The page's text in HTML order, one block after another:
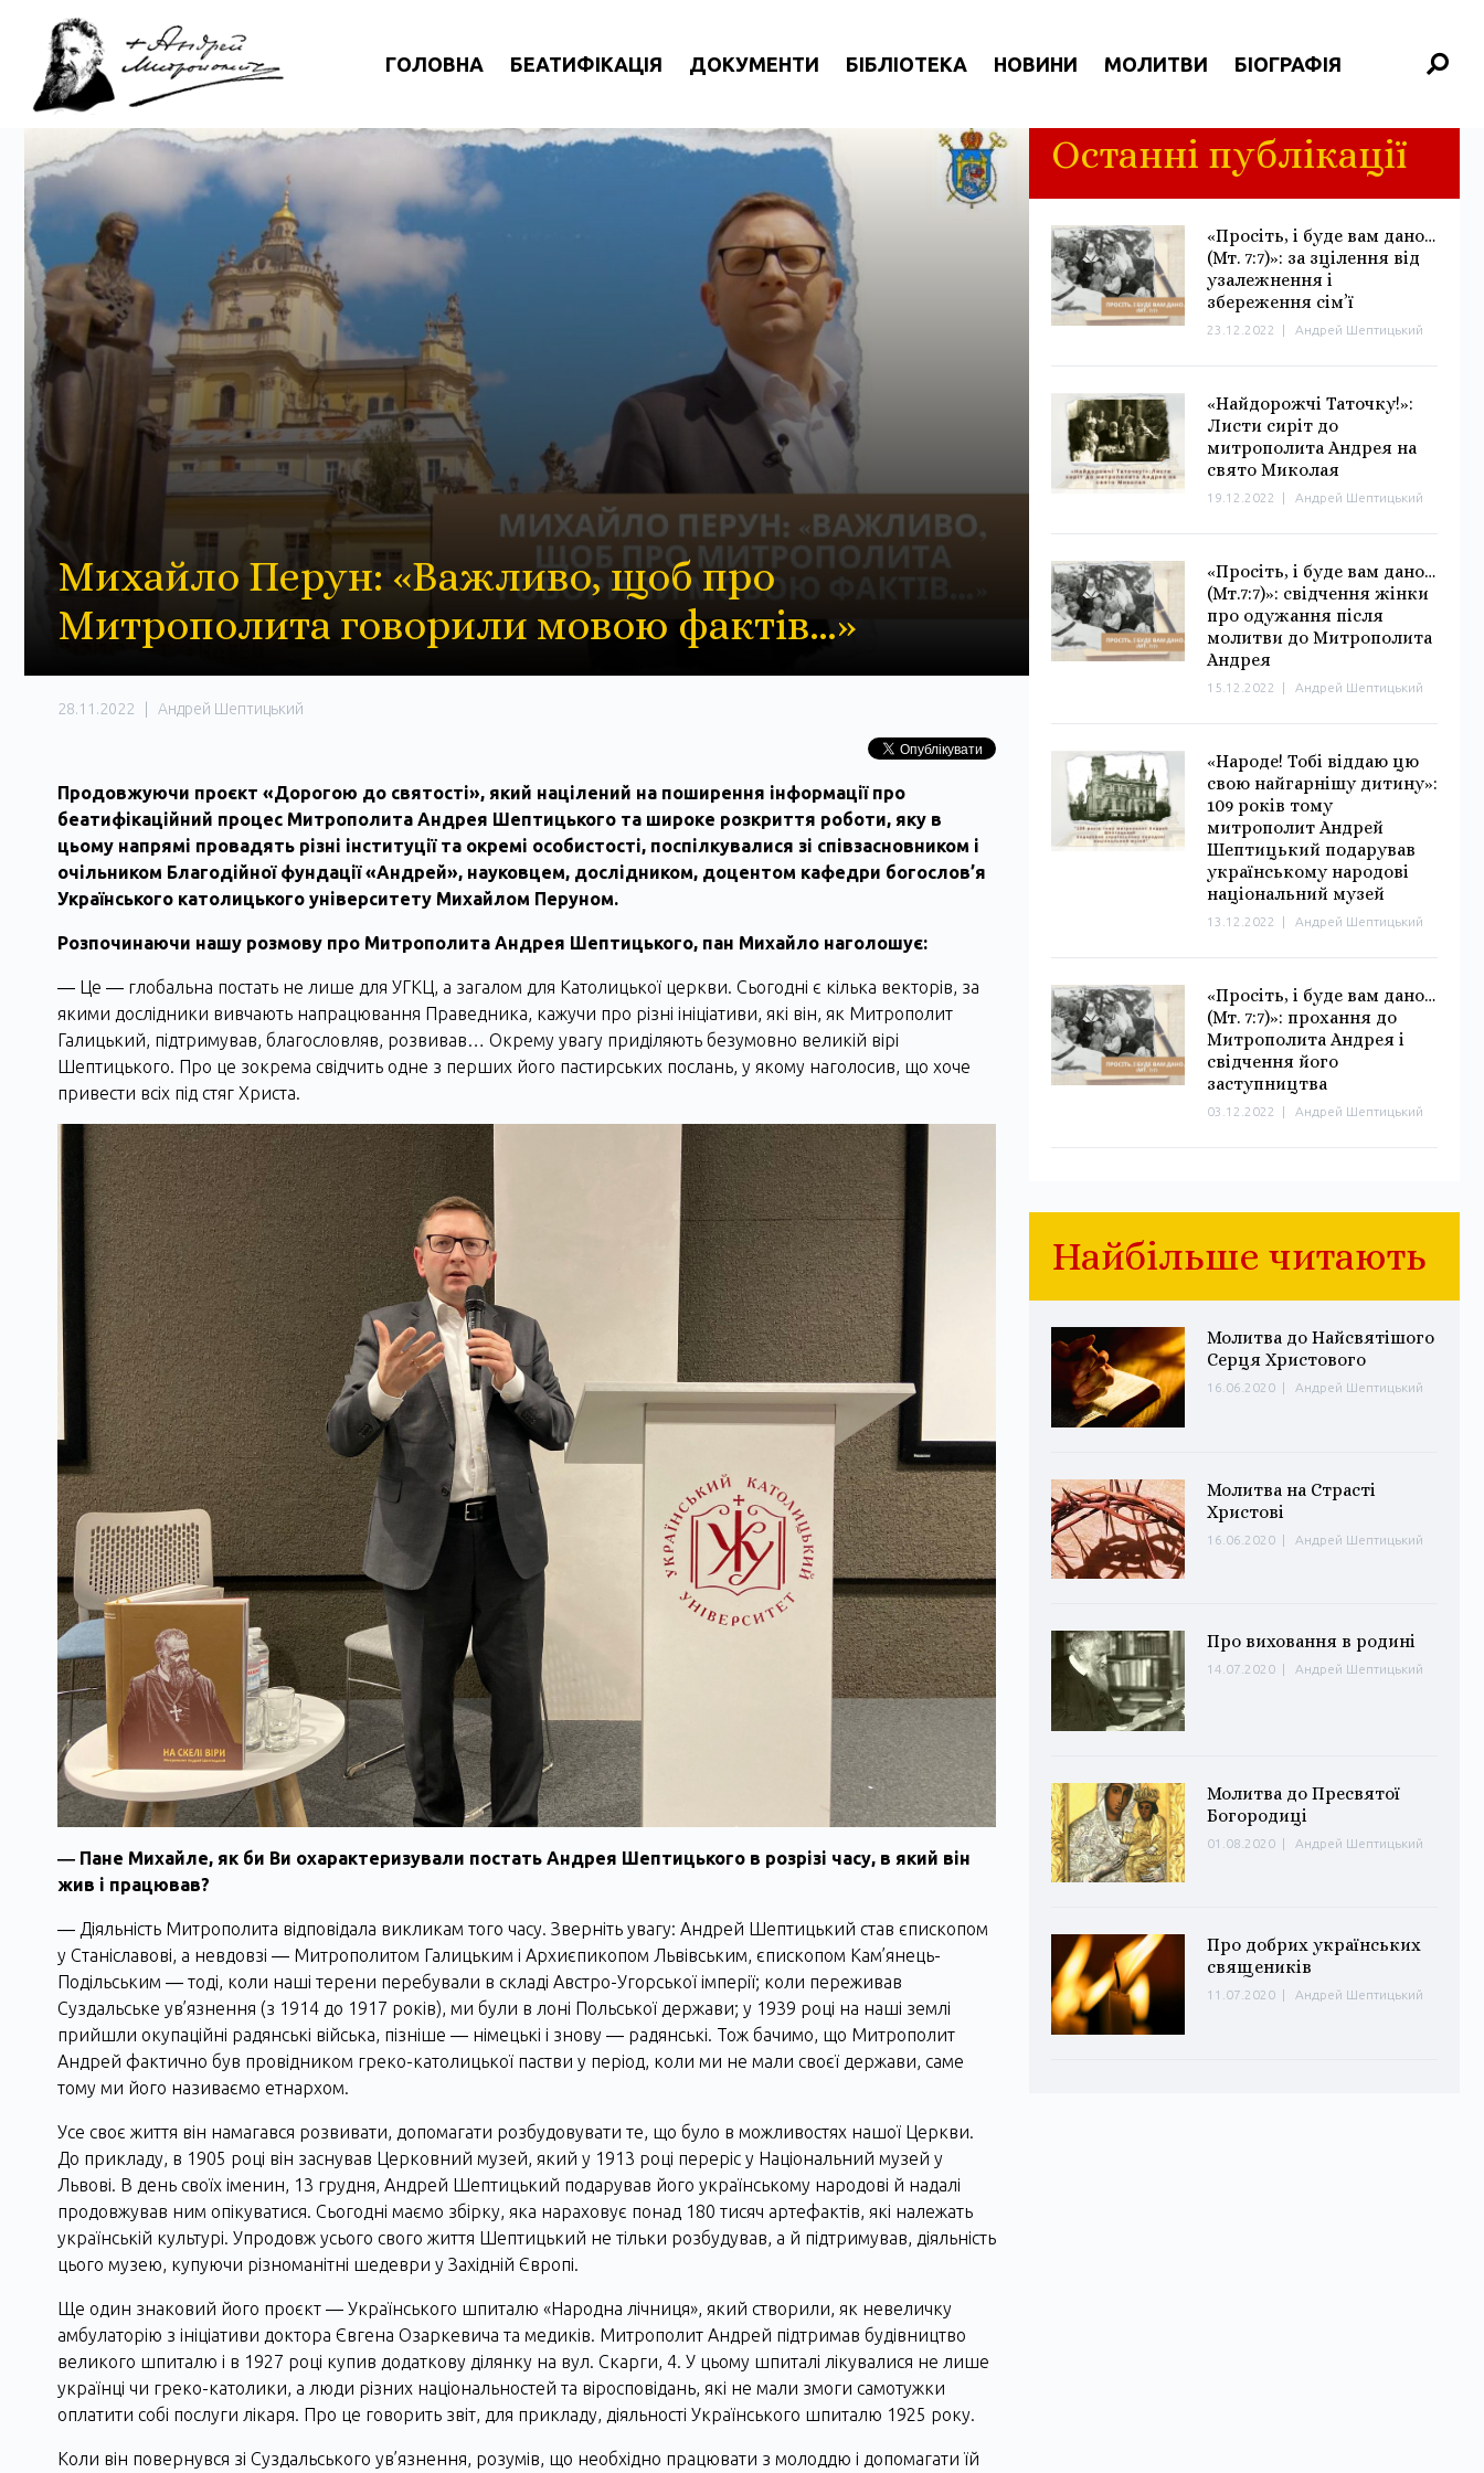
ГОЛОВНА БЕАТИФІКАЦІЯ ДОКУМЕНТИ БІБЛІОТЕКА НОВИНИ МОЛИТВИ БІОГРАФІЯ
Михайло Перун: «Важливо, щоб про
Митрополита говорили мовою фактів…»
28.11.2022 Андрей Шептицький
Продовжуючи проєкт «Дорогою до святості», який націлений на поширення інформації про
беатифікаційний процес Митрополита Андрея Шептицького та широке розкриття роботи, яку в
цьому напрямі провадять різні інституції та окремі особистості, поспілкувалися зі співзасновником і
очільником Благодійної фундації «Андрей», науковцем, дослідником, доцентом кафедри богослов’я
Українського католицького університету Михайлом Перуном.
Розпочинаючи нашу розмову про Митрополита Андрея Шептицького, пан Михайло наголошує:
― Це ― глобальна постать не лише для УГКЦ, а загалом для Католицької церкви. Сьогодні є кілька векторів, за
якими дослідники вивчають напрацювання Праведника, кажучи про різні ініціативи, які він, як Митрополит
Галицький, підтримував, благословляв, розвивав… Окрему увагу приділяють безумовно великій вірі
Шептицького. Про це зокрема свідчить одне з перших його пастирських послань, у якому наголосив, що хоче
привести всіх під стяг Христа.
― Пане Михайле, як би Ви охарактеризували постать Андрея Шептицького в розрізі часу, в який він
жив і працював?
― Діяльність Митрополита відповідала викликам того часу. Зверніть увагу: Андрей Шептицький став єпископом
у Станіславові, а невдовзі ― Митрополитом Галицьким і Архиєпикопом Львівським, єпископом Кам’янець-
Подільським ― тоді, коли наші терени перебували в складі Австро-Угорської імперії; коли переживав
Суздальське ув’язнення (з 1914 до 1917 років), ми були в лоні Польської держави; у 1939 році на наші землі
прийшли окупаційні радянські війська, пізніше ― німецькі і знову ― радянські. Тож бачимо, що Митрополит
Андрей фактично був провідником греко-католицької пастви у період, коли ми не мали своєї держави, саме
тому ми його називаємо етнархом.
Усе своє життя він намагався розвивати, допомагати розбудовувати те, що було в можливостях нашої Церкви.
До прикладу, в 1905 році він заснував Церковний музей, який у 1913 році переріс у Національний музей у
Львові. В день своїх іменин, 13 грудня, Андрей Шептицький подарував його українському народові й надалі
продовжував ним опікуватися. Сьогодні маємо збірку, яка нараховує понад 180 тисяч артефактів, які належать
українській культурі. Упродовж усього свого життя Шептицький не тільки розбудував, а й підтримував, діяльність
цього музею, купуючи різноманітні шедеври у Західній Європі.
Ще один знаковий його проєкт ― Українського шпиталю «Народна лічниця», який створили, як невеличку
амбулаторію з ініціативи доктора Євгена Озаркевича та медиків. Митрополит Андрей підтримав будівництво
великого шпиталю і в 1927 році купив додаткову ділянку на вул. Скарги, 4. У цьому шпиталі лікувалися не лише
українці чи греко-католики, а люди різних національностей та віросповідань, які не мали змоги самотужки
оплатити собі послуги лікаря. Про це говорить звіт, для прикладу, діяльності Українського шпиталю 1925 року.
Коли він повернувся зі Суздальського ув’язнення, розумів, що необхідно працювати з молоддю і допомагати їй
Останні публікації
«Просіть, і буде вам дано…
(Мт. 7:7)»: за зцілення від
узалежнення і
збереження сім’ї
23.12.2022 | Андрей Шептицький
«Найдорожчі Таточку!»:
Листи сиріт до
митрополита Андрея на
свято Миколая
19.12.2022 | Андрей Шептицький
«Просіть, і буде вам дано…
(Мт.7:7)»: свідчення жінки
про одужання після
молитви до Митрополита
Андрея
15.12.2022 | Андрей Шептицький
«Народе! Тобі віддаю цю
свою найгарнішу дитину»:
109 років тому
митрополит Андрей
Шептицький подарував
українському народові
національний музей
13.12.2022 | Андрей Шептицький
«Просіть, і буде вам дано…
(Мт. 7:7)»: прохання до
Митрополита Андрея і
свідчення його
заступництва
03.12.2022 | Андрей Шептицький
Найбільше читають
Молитва до Найсвятішого
Серця Христового
16.06.2020 | Андрей Шептицький
Молитва на Страсті
Христові
16.06.2020 | Андрей Шептицький
Про виховання в родині
14.07.2020 Андрей Шептицький
Молитва до Пресвятої
Богородиці
01.08.2020 | Андрей Шептицький
Про добрих українських
священиків
11.07.2020 Андрей Шептицький